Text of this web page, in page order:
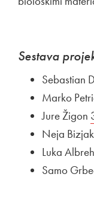
Sestava
Sebastian
Marko
Jure Žigon
Neja
Luka
Samo